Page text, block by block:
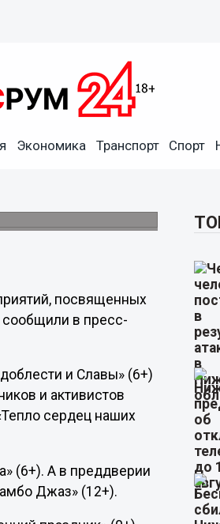
Экономика Транспорт Спорт
февраля и
посвященных
в пресс-
и Славы» (6+)
и активистов
сердец наших
(6+). А в преддверии
Джаз» (12+).